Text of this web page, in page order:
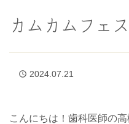
カムカムフェ
access_time 2024.07.21
こんにちは！歯科医師の高